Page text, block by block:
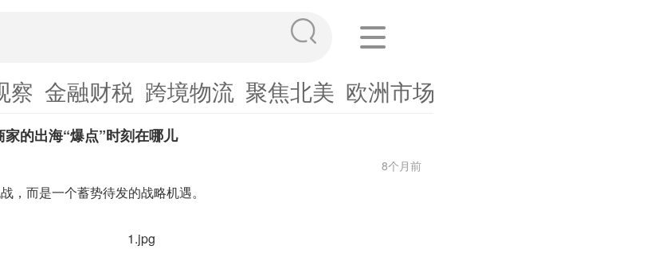
察 金融财税 跨境物流 聚焦北美 欧洲市场
的出海“爆点”时刻在哪儿
8个月前
，而是一个蓄势待发的战略机遇。